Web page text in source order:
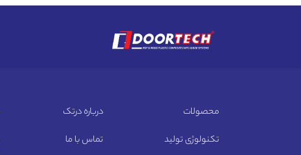
محصولات
تکنولوژی تولید
درباره درتک
تماس با ما